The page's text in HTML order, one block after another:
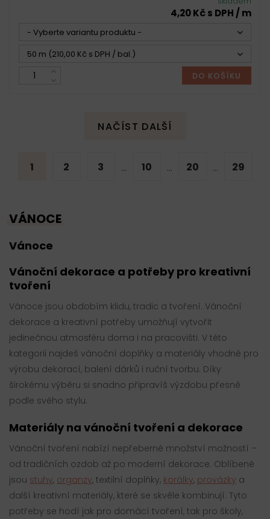
4,20 Kč s DPH / m
- Vyberte variantu produktu -
50 m (210,00 Kč s DPH / bal.)
DO KOŠÍKU
NAČÍST DALŠÍ
1 2 3 ... 10 ... 20 ... 29
VÁNOCE
Vánoce
Vánoční dekorace a potřeby pro kreativní
tvoření
Vánoce jsou obdobím klidu, tradic a tvoření. Vánoční
dekorace a kreativní potřeby umožňují vytvořit
jedinečnou atmosféru doma i na pracovišti. V této
kategorii najdeš vánoční doplňky a materiály vhodné pro
výrobu dekorací, balení dárků i ruční tvorbu. Díky
širokému výběru si snadno připravíš výzdobu přesně
podle svého stylu.
Materiály na vánoční tvoření a dekorace
Vánoční tvoření nabízí nepřeberné množství možností –
od tradičních ozdob až po moderní dekorace. Oblíbené
jsou stuhy, organzy, textilní doplňky, korálky, provázky a
další kreativní materiály, které se skvěle kombinují. Tyto
potřeby se hodí jak pro domácí tvoření, tak pro školy,